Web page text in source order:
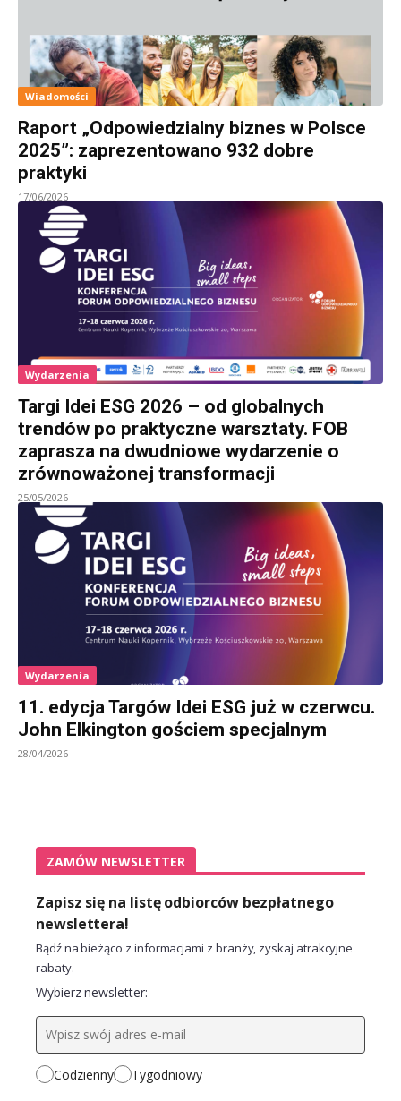
Wiadomości
Raport „Odpowiedzialny biznes w Polsce
2025”: zaprezentowano 932 dobre
praktyki
17/06/2026
Wydarzenia
Targi Idei ESG 2026 – od globalnych
trendów po praktyczne warsztaty. FOB
zaprasza na dwudniowe wydarzenie o
zrównoważonej transformacji
25/05/2026
Wydarzenia
11. edycja Targów Idei ESG już w czerwcu.
John Elkington gościem specjalnym
28/04/2026
ZAMÓW NEWSLETTER
Zapisz się na listę odbiorców bezpłatnego
newslettera!
Bądź na bieżąco z informacjami z branży, zyskaj atrakcyjne
rabaty.
Wybierz newsletter:
Codzienny Tygodniowy